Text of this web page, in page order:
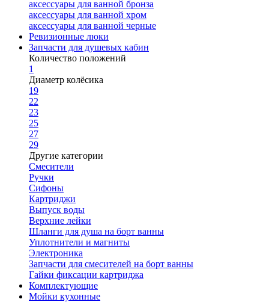
аксессуары для ванной бронза
аксессуары для ванной хром
аксессуары для ванной черные
Ревизионные люки
Запчасти для душевых кабин
Количество положений
1
Диаметр колёсика
19
22
23
25
27
29
Другие категории
Смесители
Ручки
Сифоны
Картриджи
Выпуск воды
Верхние лейки
Шланги для душа на борт ванны
Уплотнители и магниты
Электроника
Запчасти для смесителей на борт ванны
Гайки фиксации картриджа
Комплектующие
Мойки кухонные